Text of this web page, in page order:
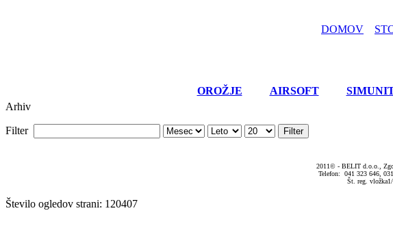
DOMOV
OROŽJE AIRSOFT
Arhiv
Filter Filter
2011© - BELIT d.o.o.,
Telefon: 041 323 646,
Št. reg.
Število ogledov strani: 120407